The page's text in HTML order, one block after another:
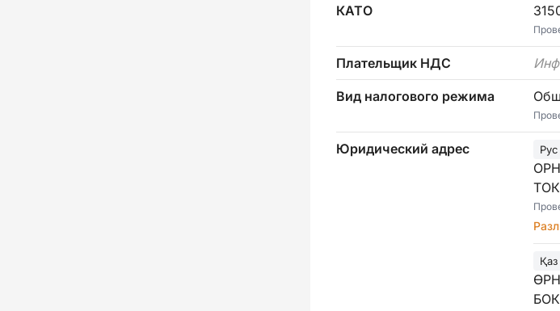
КАТО
Плательщик НДС
Вид налогового режима
Юридический адрес Рус
Қаз